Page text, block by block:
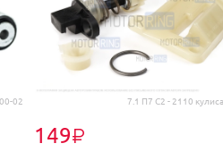
02 7.1 П7 С2 - 2110
149₽